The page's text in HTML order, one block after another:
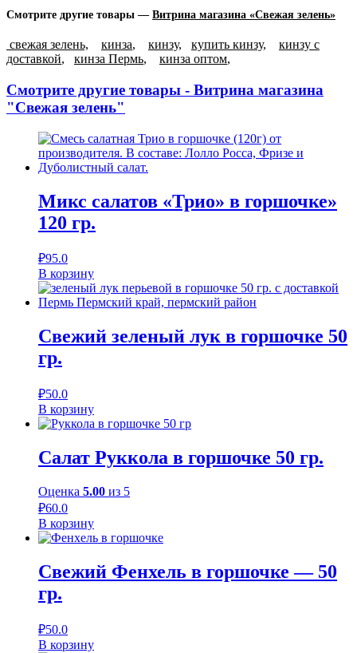
Смотрите другие товары — Витрина магазина «Свежая зелень»
свежая зелень, кинза, кинзу, купить кинзу,
кинзу с
доставкой, кинза Пермь, кинза оптом,
Смотрите другие товары - Витрина магазина
"Свежая зелень"
Микс салатов «Трио» в горшочке»
120 гр.
₽95.0
В корзину
Свежий зеленый лук в горшочке 50
гр.
₽50.0
В корзину
Салат Руккола в горшочке 50 гр.
Оценка 5.00 из 5
₽60.0
В корзину
Свежий Фенхель в горшочке — 50
гр.
₽50.0
В корзину